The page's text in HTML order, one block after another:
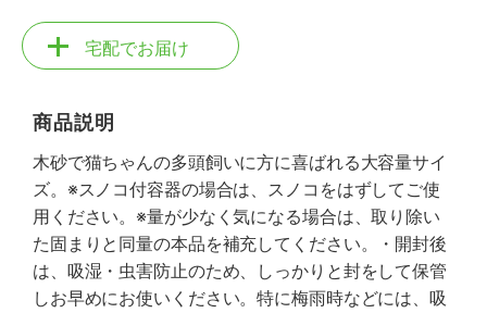
宅配でお届け
商品説明
木砂で猫ちゃんの多頭飼いに方に喜ばれる大容量サイ
ズ。※スノコ付容器の場合は、スノコをはずしてご使
用ください。※量が少なく気になる場合は、取り除い
た固まりと同量の本品を補充してください。・開封後
は、吸湿・虫害防止のため、しっかりと封をして保管
しお早めにお使いください。特に梅雨時などには、吸